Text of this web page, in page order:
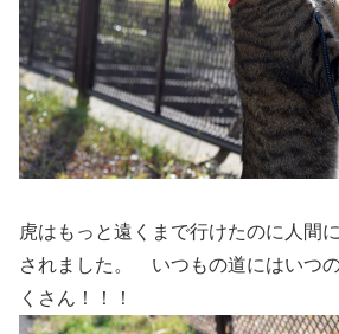
虎はもっと遠くまで行けたのに人間
されました。 いつもの道にはいつ
くさん！！！